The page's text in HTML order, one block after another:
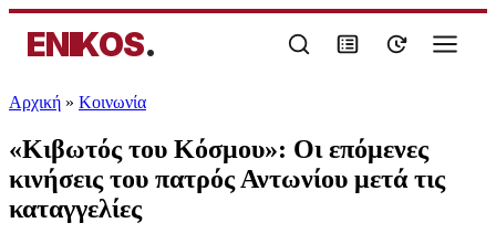
ENIKOS.
Αρχική » Κοινωνία
«Κιβωτός του Κόσμου»: Οι επόμενες
κινήσεις του πατρός Αντωνίου μετά τις
καταγγελίες